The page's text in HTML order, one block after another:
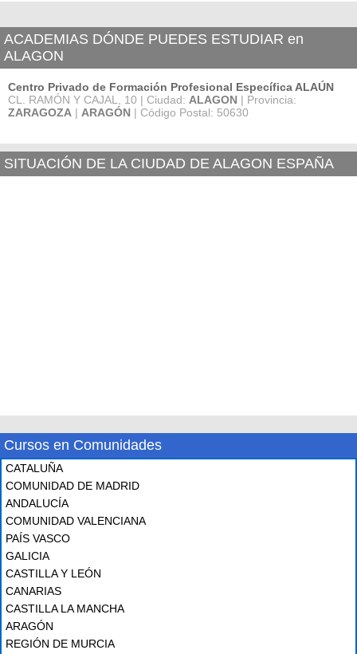
ACADEMIAS DÓNDE PUEDES ESTUDIAR en
ALAGON
Centro Privado de Formación Profesional Específica ALAÚN
CL. RAMÓN Y CAJAL, 10 | Ciudad: ALAGON | Provincia:
ZARAGOZA | ARAGÓN | Código Postal: 50630
SITUACIÓN DE LA CIUDAD DE ALAGON ESPAÑA
Cursos en Comunidades
CATALUÑA
COMUNIDAD DE MADRID
ANDALUCÍA
COMUNIDAD VALENCIANA
PAÍS VASCO
GALICIA
CASTILLA Y LEÓN
CANARIAS
CASTILLA LA MANCHA
ARAGÓN
REGIÓN DE MURCIA